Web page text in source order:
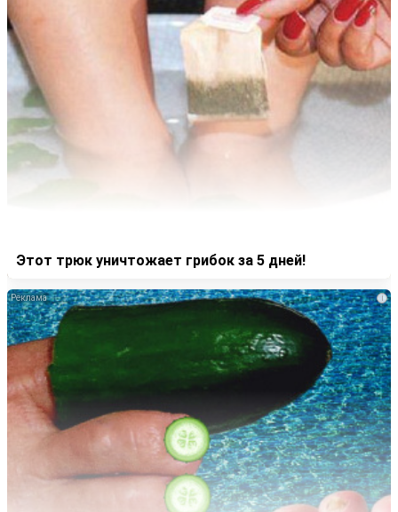
Этот трюк уничтожает грибок за 5 дней!
i